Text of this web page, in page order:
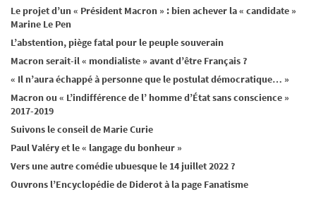
Le projet d’un « Président Macron » : bien achever la « candidate »
Marine Le Pen
L’abstention, piège fatal pour le peuple souverain
Macron serait-il « mondialiste » avant d’être Français ?
« Il n’aura échappé à personne que le postulat démocratique… »
Macron ou « L’indifférence de l’ homme d’État sans conscience »
2017-2019
Suivons le conseil de Marie Curie
Paul Valéry et le « langage du bonheur »
Vers une autre comédie ubuesque le 14 juillet 2022 ?
Ouvrons l’Encyclopédie de Diderot à la page Fanatisme